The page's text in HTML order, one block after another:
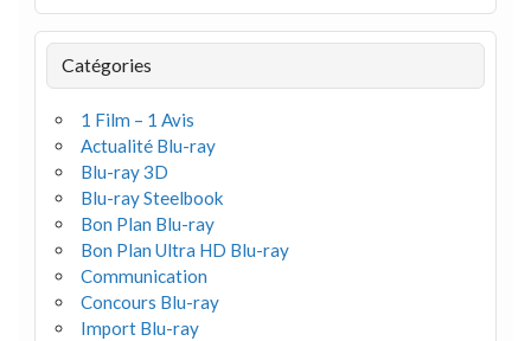
Catégories
1 Film – 1 Avis
Actualité Blu-ray
Blu-ray 3D
Blu-ray Steelbook
Bon Plan Blu-ray
Bon Plan Ultra HD Blu-ray
Communication
Concours Blu-ray
Import Blu-ray